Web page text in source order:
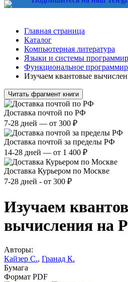
Главная страница
Каталог
Компьютерная литература
Языки и системы
Функциональное
Изучаем квантовые
Читать фрагмент книги
Доставка почтой по РФ
7-28 дней — от 300 ₽
Доставка почтой за пределы РФ
14-28 дней — от 1 400 ₽
Доставка Курьером по Москве
7-28 дней - от 300 ₽
Изучаем
вычисления на
Авторы:
Кайзер С., Гранад К.
Бумага
Формат PDF